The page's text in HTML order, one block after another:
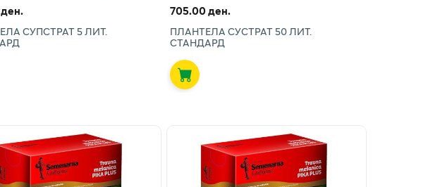
СУПСТРАТ 5 ЛИТ.
705.00 ден.
ПЛАНТЕЛА СУСТРАТ 50 ЛИТ.
СТАНДАРД